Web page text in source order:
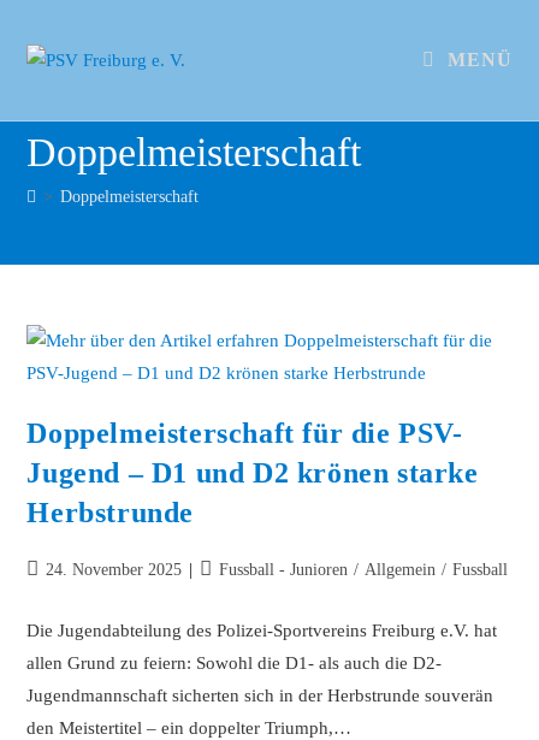
MENÜ
Doppelmeisterschaft
> Doppelmeisterschaft
Doppelmeisterschaft für die PSV-
Jugend – D1 und D2 krönen starke
Herbstrunde
24. November 2025 Fussball - Junioren / Allgemein / Fussball
Die Jugendabteilung des Polizei-Sportvereins Freiburg e.V. hat
allen Grund zu feiern: Sowohl die D1- als auch die D2-
Jugendmannschaft sicherten sich in der Herbstrunde souverän
den Meistertitel – ein doppelter Triumph,…